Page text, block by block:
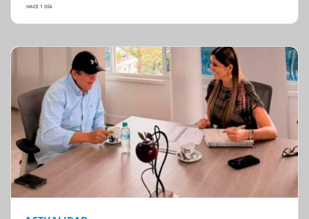
HACE 1 DÍA